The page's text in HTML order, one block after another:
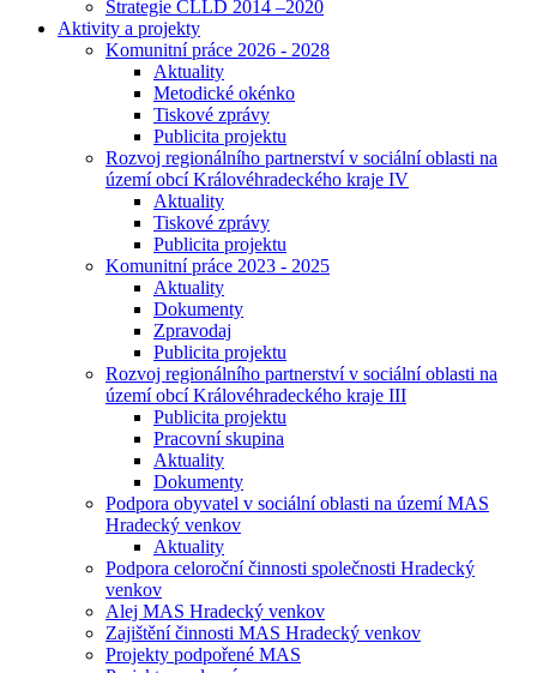
Strategie CLLD 2014 –2020
Aktivity a projekty
Komunitní práce 2026 - 2028
Aktuality
Metodické okénko
Tiskové zprávy
Publicita projektu
Rozvoj regionálního partnerství v sociální oblasti na
území obcí Královéhradeckého kraje IV
Aktuality
Tiskové zprávy
Publicita projektu
Komunitní práce 2023 - 2025
Aktuality
Dokumenty
Zpravodaj
Publicita projektu
Rozvoj regionálního partnerství v sociální oblasti na
území obcí Královéhradeckého kraje III
Publicita projektu
Pracovní skupina
Aktuality
Dokumenty
Podpora obyvatel v sociální oblasti na území MAS
Hradecký venkov
Aktuality
Podpora celoroční činnosti společnosti Hradecký
venkov
Alej MAS Hradecký venkov
Zajištění činnosti MAS Hradecký venkov
Projekty podpořené MAS